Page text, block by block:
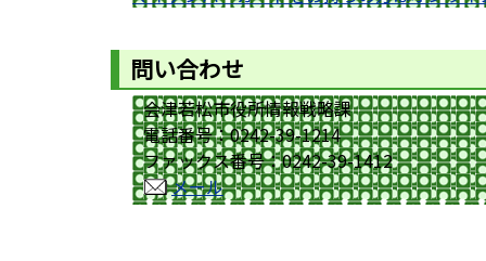
問い合わせ
会津若松市役所情報戦略課
電話番号：0242-39-1214
ファックス番号：0242-39-1412
メール